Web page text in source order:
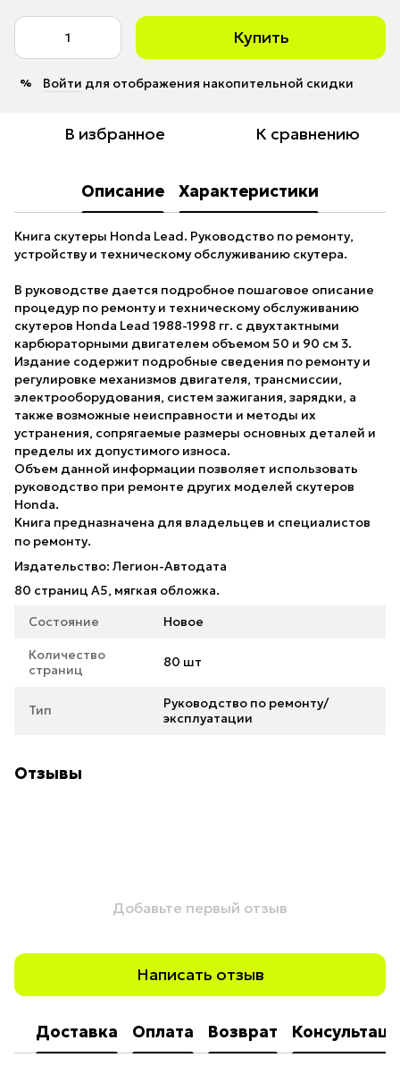
Купить
% Войти для отображения накопительной скидки
В избранное К сравнению
Описание Характеристики
Книга скутеры Honda Lead. Руководство по ремонту,
устройству и техническому обслуживанию скутера.
В руководстве дается подробное пошаговое описание
процедур по ремонту и техническому обслуживанию
скутеров Honda Lead 1988-1998 гг. с двухтактными
карбюраторными двигателем объемом 50 и 90 см 3.
Издание содержит подробные сведения по ремонту и
регулировке механизмов двигателя, трансмиссии,
электрооборудования, систем зажигания, зарядки, а
также возможные неисправности и методы их
устранения, сопрягаемые размеры основных деталей и
пределы их допустимого износа.
Объем данной информации позволяет использовать
руководство при ремонте других моделей скутеров
Honda.
Книга предназначена для владельцев и специалистов
по ремонту.
Издательство: Легион-Автодата
80 страниц А5, мягкая обложка.
Состояние
Новое
Количество
страниц
80 шт
Тип
Руководство по ремонту/
эксплуатации
Отзывы
Добавьте первый отзыв
Написать отзыв
Доставка Оплата Возврат